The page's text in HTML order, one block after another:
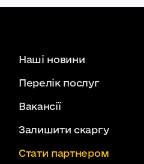
Наші новини
Перелік послуг
Вакансії
Залишити скаргу
Стати партнером